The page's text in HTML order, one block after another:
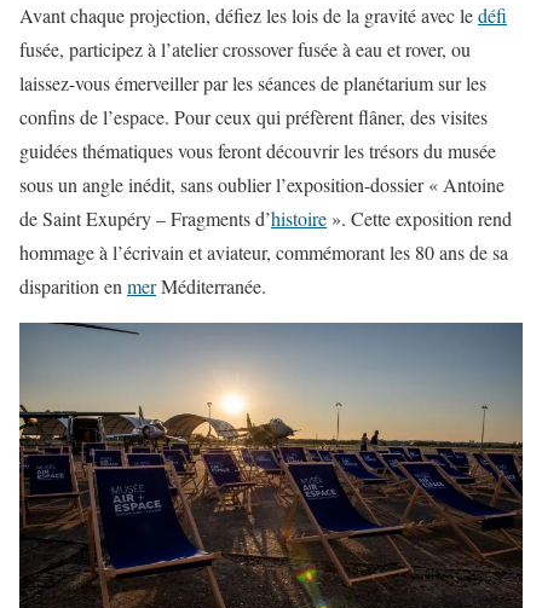
Avant chaque projection, défiez les lois de la gravité avec ledéfi
fusée, participez à l’atelier crossover fusée à eau et rover, ou
laissez-vous émerveiller par les séances de planétarium sur les
confins de l’espace. Pour ceux qui préfèrent flâner, des visites
guidées thématiques vous feront découvrir les trésors du musée
sous un angle inédit, sans oublier l’exposition-dossier « Antoine
de Saint Exupéry – Fragments d’histoire ». Cette exposition rend
hommage à l’écrivain et aviateur, commémorant les 80 ans de sa
disparition en merMéditerranée.